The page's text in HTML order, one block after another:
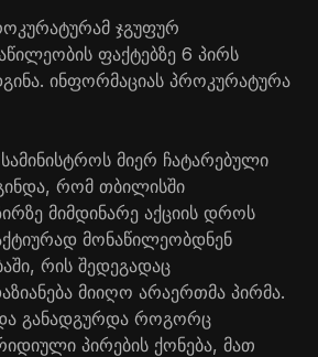
ჯგუფურ
ფაქტებზე 6 პირს
ინფორმაციას პროკურატურა
სამინისტროს მიერ ჩატარებული
რომ თბილისში
მიმდინარე აქციის დროს
მონაწილეობდნენ
რის შედეგადაც
მიიღო არაერთმა პირმა.
განადგურდა როგორც
პირების ქონება, მათ